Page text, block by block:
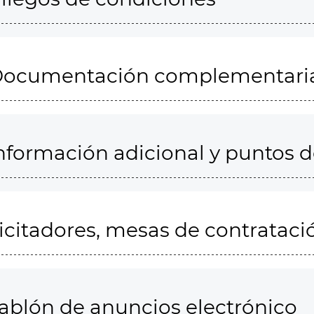
adicional y puntos
mesas de
de anuncios electrónico